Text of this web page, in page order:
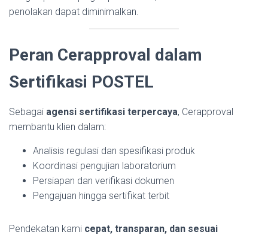
penolakan dapat diminimalkan.
Peran Cerapproval dalam
Sertifikasi POSTEL
Sebagai agensi sertifikasi terpercaya, Cerapproval
membantu klien dalam:
Analisis regulasi dan spesifikasi produk
Koordinasi pengujian laboratorium
Persiapan dan verifikasi dokumen
Pengajuan hingga sertifikat terbit
Pendekatan kami cepat, transparan, dan sesuai